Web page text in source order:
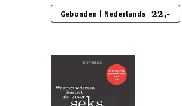
Gebonden | Nederlands 22,-